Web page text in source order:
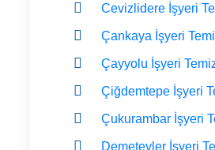
Cevizlidere İşyeri
Çankaya İşyeri
Çayyolu İşyeri
Çiğdemtepe İşyeri
Çukurambar İşyeri
Demetevler İşyeri